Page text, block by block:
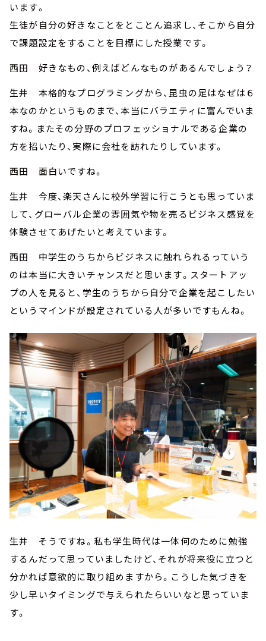
います。
生徒が自分の好きなことをとことん追求し、そこから自分
で課題設定をすることを目標にした授業です。
西田 好きなもの、例えばどんなものがあるんでしょう？
生井 本格的なプログラミングから、昆虫の足はなぜは６
本なのかというものまで、本当にバラエティに富んでいま
すね。またその分野のプロフェッショナルである企業の
方を招いたり、実際に会社を訪れたりしています。
西田 面白いですね。
生井 今度、楽天さんに校外学習に行こうとも思っていま
して、グローバル企業の雰囲気や物を売るビジネス感覚を
体験させてあげたいと考えています。
西田 中学生のうちからビジネスに触れられるっていう
のは本当に大きいチャンスだと思います。スタートアッ
プの人を見ると、学生のうちから自分で企業を起こしたい
というマインドが設定されている人が多いですもんね。
生井 そうですね。私も学生時代は一体何のために勉強
するんだって思っていましたけど、それが将来役に立つと
分かれば意欲的に取り組めますから。こうした気づきを
少し早いタイミングで与えられたらいいなと思っていま
す。